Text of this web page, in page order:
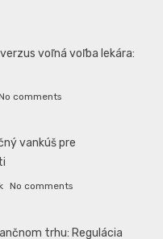
voľná voľba lekára:
comments
vankúš pre
No comments
trhu: Regulácia